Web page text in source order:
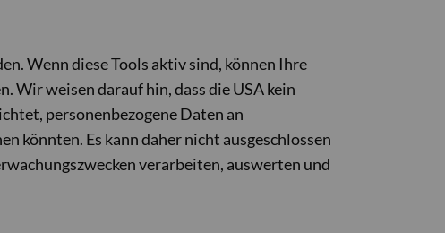
Wenn diese Tools aktiv sind, können Ihre
Wir weisen darauf hin, dass die USA kein
personenbezogene Daten an
könnten. Es kann daher nicht ausgeschlossen
verarbeiten, auswerten und